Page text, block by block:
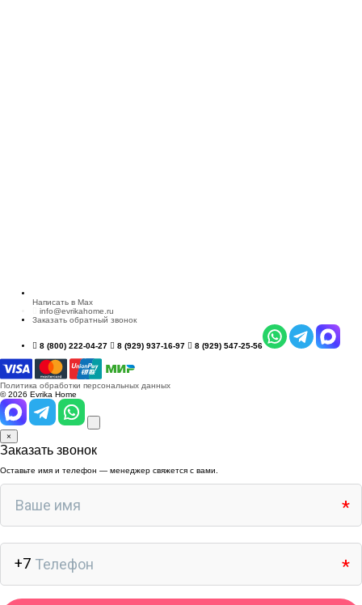
Написать в Max
info@evrikahome.ru
Заказать обратный звонок
8 (800) 222-04-27 8 (929) 937-16-97 8 (929) 547-25-56
Политика обработки персональных данных
© 2026 Evrika Home
×
Заказать звонок
Оставьте имя и телефон — менеджер свяжется с вами.